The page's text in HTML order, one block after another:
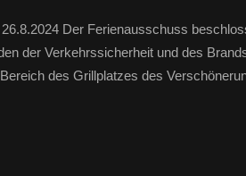
Der Ferienausschuss
der Verkehrssicherheit und des
des Grillplatzes des